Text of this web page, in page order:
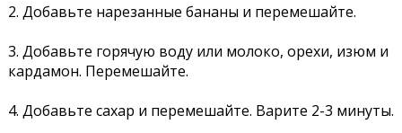
2. Добавьте нарезанные бананы и перемешайте.
3. Добавьте горячую воду или молоко, орехи, изюм и
кардамон. Перемешайте.
4. Добавьте сахар и перемешайте. Варите 2-3 минуты.